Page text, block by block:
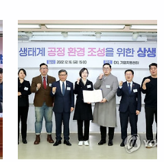
다. 위원은 ｢만화진흥에 관한 법률｣
제3조의2..
범강)가 지난 8일 여의도 전경련회관
에서 ‘글로벌 웹툰 산업의 시대, 기업
의 역할과 가치’를 주제로 세미나를
개최했다. 이번 세미나에서는 웹툰 산
업의 중심에서 글로벌 웹툰 시장 개척
에 나선 국내 웹툰 기업들의 가치를
제대로 평가하고, 이들 기업이 적극
활약할 수 있는 환경 조성과 정부 지
원에 대한 논의가 이뤄졌다. 가장 먼
저 발제를 진행한 홍익대 경영대학원